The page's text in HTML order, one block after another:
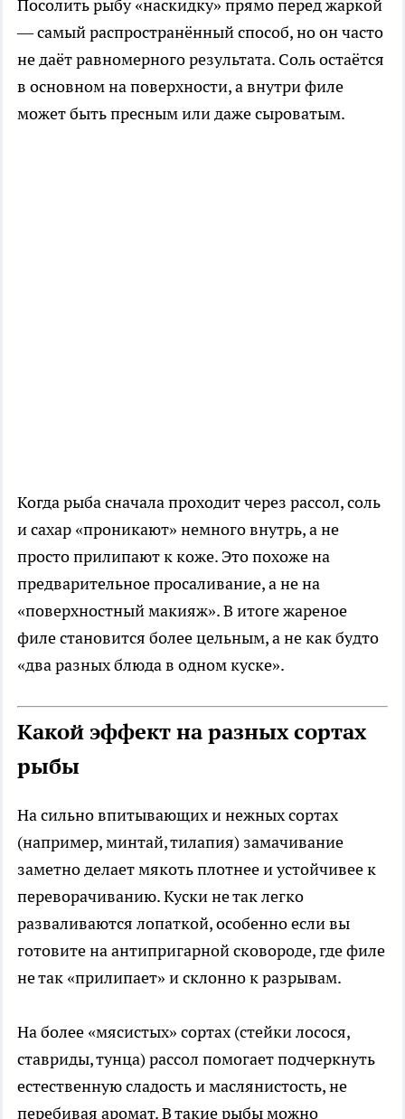
Посолить рыбу «наскидку» прямо перед жаркой
— самый распространённый способ, но он часто
не даёт равномерного результата. Соль остаётся
в основном на поверхности, а внутри филе
может быть пресным или даже сыроватым.
Когда рыба сначала проходит через рассол, соль
и сахар «проникают» немного внутрь, а не
просто прилипают к коже. Это похоже на
предварительное просаливание, а не на
«поверхностный макияж». В итоге жареное
филе становится более цельным, а не как будто
«два разных блюда в одном куске».
Какой эффект на разных сортах
рыбы
На сильно впитывающих и нежных сортах
(например, минтай, тилапия) замачивание
заметно делает мякоть плотнее и устойчивее к
переворачиванию. Куски не так легко
разваливаются лопаткой, особенно если вы
готовите на антипригарной сковороде, где филе
не так «прилипает» и склонно к разрывам.
На более «мясистых» сортах (стейки лосося,
ставриды, тунца) рассол помогает подчеркнуть
естественную сладость и маслянистость, не
перебивая аромат. В такие рыбы можно